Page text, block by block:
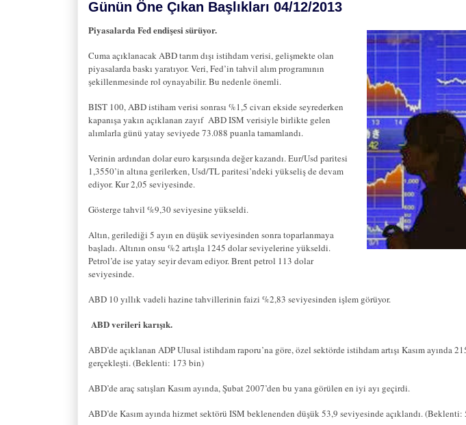
Günün Öne Çıkan Başlıkları 04/12/2013
Piyasalarda Fed endişesi sürüyor.
Cuma açıklanacak ABD tarım dışı istihdam verisi, gelişmekte olan
piyasalarda baskı yaratıyor. Veri, Fed’in tahvil alım programının
şekillenmesinde rol oynayabilir. Bu nedenle önemli.
BIST 100, ABD istiham verisi sonrası %1,5 civarı ekside seyrederken
kapanışa yakın açıklanan zayıf ABD ISM verisiyle birlikte gelen
alımlarla günü yatay seviyede 73.088 puanla tamamlandı.
Verinin ardından dolar euro karşısında değer kazandı. Eur/Usd paritesi
1,3550’in altına gerilerken, Usd/TL paritesi’ndeki yükseliş de devam
ediyor. Kur 2,05 seviyesinde.
Gösterge tahvil %9,30 seviyesine yükseldi.
Altın, gerilediği 5 ayın en düşük seviyesinden sonra toparlanmaya
başladı. Altının onsu %2 artışla 1245 dolar seviyelerine yükseldi.
Petrol’de ise yatay seyir devam ediyor. Brent petrol 113 dolar
seviyesinde.
ABD 10 yıllık vadeli hazine tahvillerinin faizi %2,83 seviyesinden işlem görüyor.
ABD verileri karışık.
ABD’de açıklanan ADP Ulusal istihdam raporu’na göre, özel sektörde istihdam artışı Kasım ayında
gerçekleşti. (Beklenti: 173 bin)
ABD’de araç satışları Kasım ayında, Şubat 2007’den bu yana görülen en iyi ayı geçirdi.
ABD’de Kasım ayında hizmet sektörü ISM beklenenden düşük 53,9 seviyesinde açıklandı. (Beklenti: